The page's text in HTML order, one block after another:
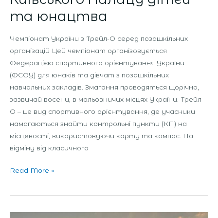
та юнацтва
Чемпіонат України з Трейл-О серед позашкільних
організацій Цей чемпіонат організовується
Федерацією спортивного орієнтування України
(ФСОУ) для юнаків та дівчат з позашкільних
навчальних закладів. Змагання проводяться щорічно,
зазвичай восени, в мальовничих місцях України. Трейл-
О – це вид спортивного орієнтування, де учасники
намагаються знайти контрольні пункти (КП) на
місцевості, використовуючи карту та компас. На
відміну від класичного
Read More »